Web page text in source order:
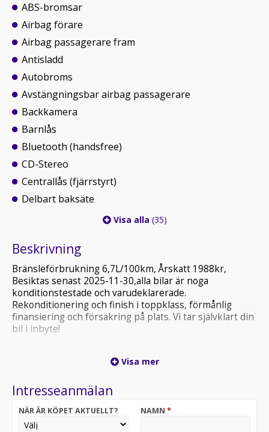
ABS-bromsar
Airbag förare
Airbag passagerare fram
Antisladd
Autobroms
Avstängningsbar airbag passagerare
Backkamera
Barnlås
Bluetooth (handsfree)
CD-Stereo
Centrallås (fjärrstyrt)
Delbart baksäte
Visa alla (35)
Beskrivning
Bränsleförbrukning 6,7L/100km, Årskatt 1988kr,
Besiktas senast 2025-11-30,alla bilar är noga
konditionstestade och varudeklarerade.
Rekonditionering och finish i toppklass, förmånlig
finansiering och försäkring på plats. Vi tar självklart din
bil i inbyte!
på vår webbplats eller gör ett besök hos oss i våra
eller en trygg och pålitlig familjebil du söker vågar vi
mycket konkurrenskraftiga priser ackompanjerat av
personligt och trevligt bemötande. Med hjälp av ett
Visa mer
Intresseanmälan
NÄR ÄR KÖPET AKTUELLT? NAMN *